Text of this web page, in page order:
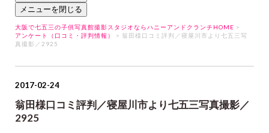
メニューを閉じる
大阪で七五三の子供写真館撮影スタジオならハニーアンドクランチHOME >
アンケート（口コミ・評判情報）
> 翁田様口コミ評判／寝屋川市より七五三写
真撮影／2925
2017-02-24
翁田様口コミ評判／寝屋川市より七五三写真撮影／
2925